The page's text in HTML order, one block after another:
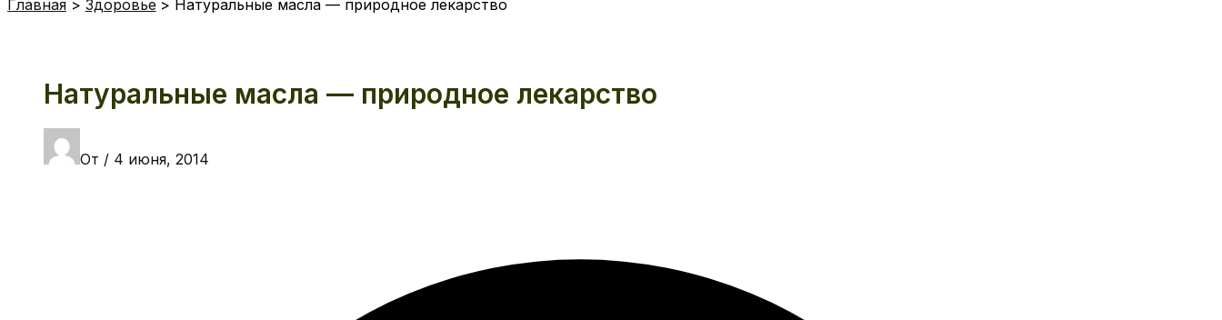
Главная Здоровье Натуральные масла — природное лекарство
Натуральные масла — природное лекарство
От / 4 июня, 2014